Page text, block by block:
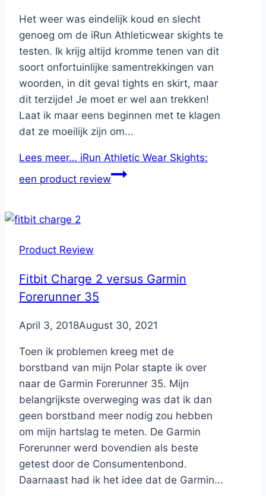
Het weer was eindelijk koud en slecht
genoeg om de iRun Athleticwear skights te
testen. Ik krijg altijd kromme tenen van dit
soort onfortuinlijke samentrekkingen van
woorden, in dit geval tights en skirt, maar
dit terzijde! Je moet er wel aan trekken!
Laat ik maar eens beginnen met te klagen
dat ze moeilijk zijn om...
Lees meer… iRun Athletic Wear Skights:
een product review
Product Review
Fitbit Charge 2 versus Garmin
Forerunner 35
ByNicole
April 3, 2018August 30, 2021
Toen ik problemen kreeg met de
borstband van mijn Polar stapte ik over
naar de Garmin Forerunner 35. Mijn
belangrijkste overweging was dat ik dan
geen borstband meer nodig zou hebben
om mijn hartslag te meten. De Garmin
Forerunner werd bovendien als beste
getest door de Consumentenbond.
Daarnaast had ik het idee dat de Garmin...